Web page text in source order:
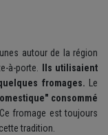
autour de la région
à-porte.
Ils utilisaient
fromages. Le
consommé
Ce fromage est toujours
tradition.